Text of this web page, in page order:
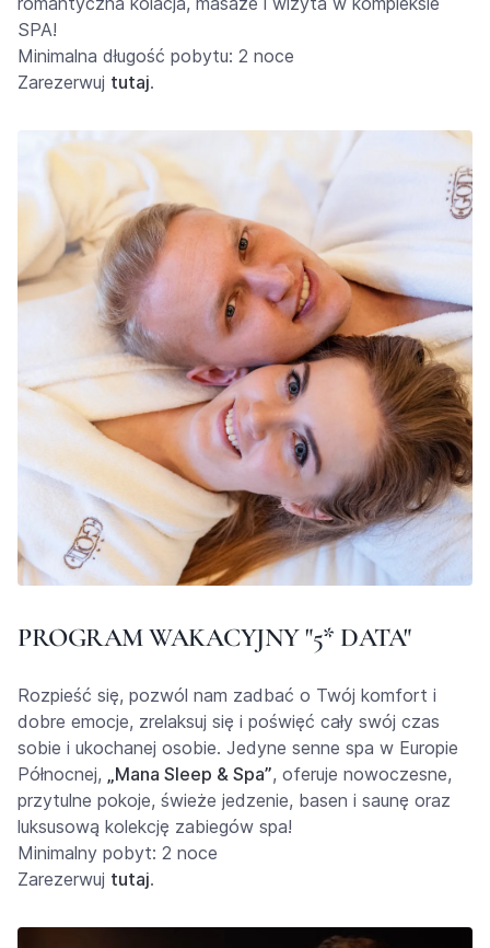
SPA!
Minimalna długość pobytu: 2 noce
Zarezerwuj tutaj.
PROGRAM WAKACYJNY "5* DATA"
Rozpieść się, pozwól nam zadbać o Twój komfort i
dobre emocje, zrelaksuj się i poświęć cały swój czas
sobie i ukochanej osobie. Jedyne senne spa w Europie
Północnej, „Mana Sleep & Spa”, oferuje nowoczesne,
przytulne pokoje, świeże jedzenie, basen i saunę oraz
luksusową kolekcję zabiegów spa!
Minimalny pobyt: 2 noce
Zarezerwuj tutaj.